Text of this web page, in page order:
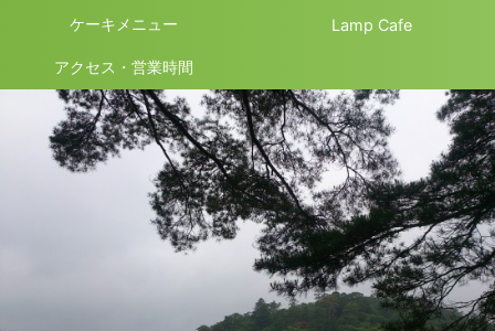
ケーキメニュー Lamp Cafe
アクセス・営業時間